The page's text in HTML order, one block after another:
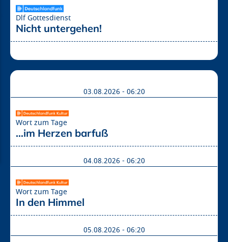
Dlf Gottesdienst
Nicht untergehen!
03.08.2026 - 06:20
Wort zum Tage
…im Herzen barfuß
04.08.2026 - 06:20
Wort zum Tage
In den Himmel
05.08.2026 - 06:20